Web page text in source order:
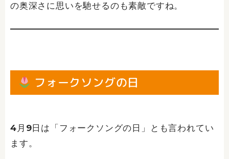
の奥深さに思いを馳せるのも素敵ですね。
フォークソングの日
4月9日は「フォークソングの日」とも言われてい
ます。